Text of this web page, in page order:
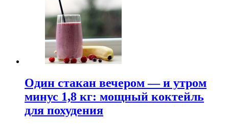
Один стакан вечером — и утром
минус 1,8 кг: мощный коктейль
для похудения